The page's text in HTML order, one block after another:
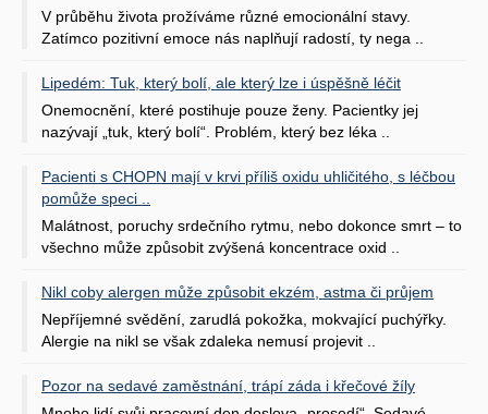
V průběhu života prožíváme různé emocionální stavy.
Zatímco pozitivní emoce nás naplňují radostí, ty nega ..
Lipedém: Tuk, který bolí, ale který lze i úspěšně léčit
Onemocnění, které postihuje pouze ženy. Pacientky jej
nazývají „tuk, který bolí“. Problém, který bez léka ..
Pacienti s CHOPN mají v krvi příliš oxidu uhličitého, s léčbou
pomůže speci ..
Malátnost, poruchy srdečního rytmu, nebo dokonce smrt – to
všechno může způsobit zvýšená koncentrace oxid ..
Nikl coby alergen může způsobit ekzém, astma či průjem
Nepříjemné svědění, zarudlá pokožka, mokvající puchýřky.
Alergie na nikl se však zdaleka nemusí projevit ..
Pozor na sedavé zaměstnání, trápí záda i křečové žíly